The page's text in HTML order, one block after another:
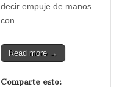
decir empuje de manos
con…
Read more →
Comparte esto: